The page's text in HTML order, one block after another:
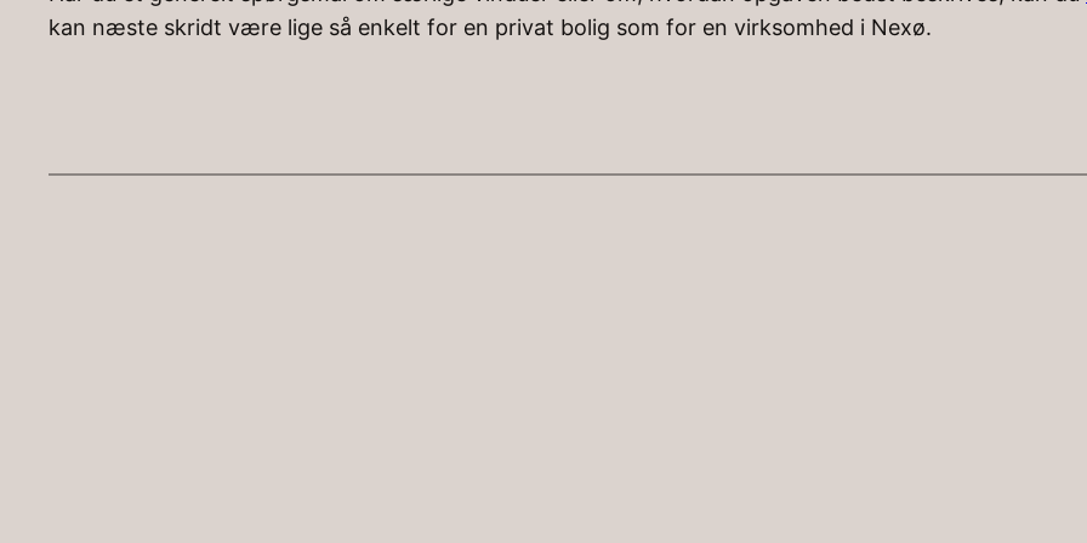
kan næste skridt være lige så enkelt for en privat bolig som for en virksomhed i Nexø.